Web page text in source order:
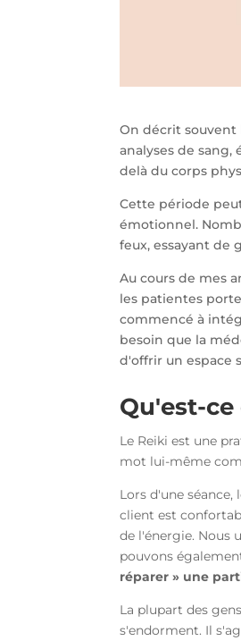
On décrit souvent
analyses de sang,
delà du corps
Cette période
émotionnel.
feux, essayant de
Au cours de mes
les patientes
commencé à
besoin que la
d'offrir un espace
Qu'est-ce
Le Reiki est une
mot lui-même
Lors d'une
client est
de l'énergie. Nous
pouvons
réparer » une
La plupart des
s'endorment. Il